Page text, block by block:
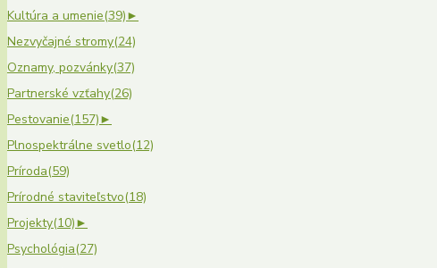
Kultúra a umenie(39)►
Nezvyčajné stromy(24)
Oznamy, pozvánky(37)
Partnerské vzťahy(26)
Pestovanie(157)►
Plnospektrálne svetlo(12)
Príroda(59)
Prírodné staviteľstvo(18)
Projekty(10)►
Psychológia(27)